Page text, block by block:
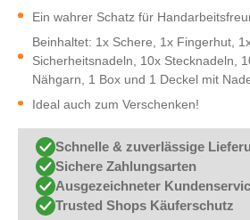
Ein wahrer Schatz für
Beinhaltet: 1x Schere, 1x Fingerhut,
Sicherheitsnadeln, 10x Stecknadeln,
Nähgarn, 1 Box und 1 Deckel mit
Ideal auch zum Verschenken!
Schnelle & zuverlässige
Sichere Zahlungsarten
Ausgezeichneter
Trusted Shops Käuferschutz